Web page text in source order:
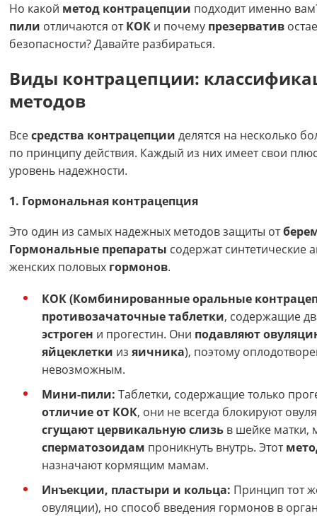
Но какой метод контрацепции подходит именно
пили отличаются отКОК и почему презерватив
безопасности? Давайте разбираться.
Виды контрацепции:
методов
Всесредства контрацепции делятся на несколько
по принципу действия. Каждый из них имеет свои
уровень надежности.
1. Гормональная контрацепция
Это один из самых надежных методов защиты от
Гормональные препараты содержат синтетические
женских половых гормонов.
КОК (Комбинированные оральные
противозачаточные таблетки, содержащие
эстроген и прогестин. Они подавляют
яйцеклетки из яичника), поэтому
невозможным.
Мини-пили: Таблетки, содержащие только
отличие от КОК, они не всегда блокируют
сгущают цервикальную слизь в шейке матки,
сперматозоидам проникнуть внутрь. Этот
назначают кормящим мамам.
Инъекции, пластыри и кольца: Принцип тот
овуляции), но способ введения гормонов в